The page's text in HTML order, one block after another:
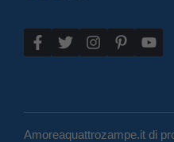
Amoreaquattrozampe.it di